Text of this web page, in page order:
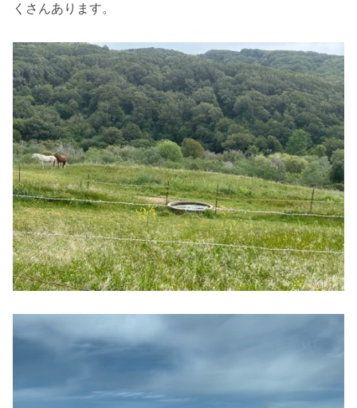
くさんあります。